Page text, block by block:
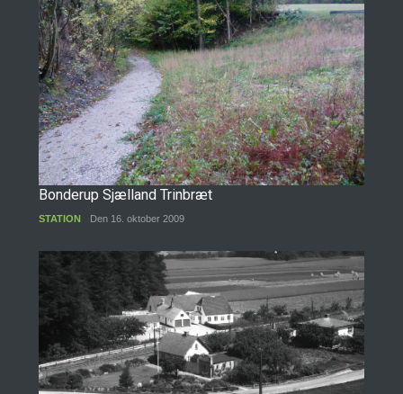
Bonderup Sjælland Trinbræt
STATION Den 16. oktober 2009